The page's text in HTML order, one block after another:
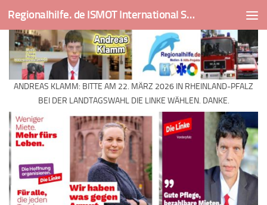
Skip to content Regionalhilfe. de ISMOT International Social And Medical Outreach Team
ANDREAS KLAMM: BITTE AM 22. MÄRZ 2026 IN RHEINLAND-PFALZ
BEI DER LANDTAGSWAHL DIE LINKE WÄHLEN. DANKE.